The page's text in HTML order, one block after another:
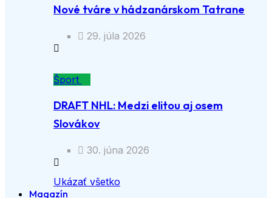
Nové tváre v hádzanárskom Tatrane
29. júla 2026
Šport
DRAFT NHL: Medzi elitou aj osem
Slovákov
30. júna 2026
Ukázať všetko
Magazín